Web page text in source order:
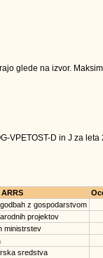
glede na izvor.
VPETOST-D in J za
z gospodarstvom
projektov
ministrstev
sredstva